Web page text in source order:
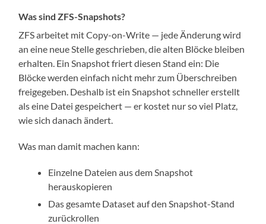
Was sind ZFS-Snapshots?
ZFS arbeitet mit Copy-on-Write — jede Änderung wird
an eine neue Stelle geschrieben, die alten Blöcke bleiben
erhalten. Ein Snapshot friert diesen Stand ein: Die
Blöcke werden einfach nicht mehr zum Überschreiben
freigegeben. Deshalb ist ein Snapshot schneller erstellt
als eine Datei gespeichert — er kostet nur so viel Platz,
wie sich danach ändert.
Was man damit machen kann:
Einzelne Dateien aus dem Snapshot
herauskopieren
Das gesamte Dataset auf den Snapshot-Stand
zurückrollen